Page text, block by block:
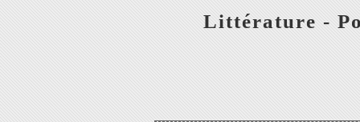
Littérature -